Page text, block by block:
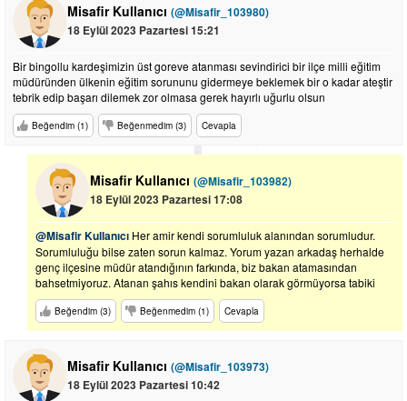
Misafir Kullanıcı (@Misafir_103980)
18 Eylül 2023 Pazartesi 15:21
Bir bingollu kardeşimizin üst goreve atanması sevindirici bir ilçe milli eğitim
müdüründen ülkenin eğitim sorununu gidermeye beklemek bir o kadar ateştir
tebrik edip başarı dilemek zor olmasa gerek hayırlı uğurlu olsun
Beğendim (1) Beğenmedim (3) Cevapla
Misafir Kullanıcı (@Misafir_103982)
18 Eylül 2023 Pazartesi 17:08
@Misafir Kullanıcı Her amir kendi sorumluluk alanından sorumludur.
Sorumluluğu bilse zaten sorun kalmaz. Yorum yazan arkadaş herhalde
genç ilçesine müdür atandığının farkında, biz bakan atamasından
bahsetmiyoruz. Atanan şahıs kendini bakan olarak görmüyorsa tabiki
Beğendim (3) Beğenmedim (1) Cevapla
Misafir Kullanıcı (@Misafir_103973)
18 Eylül 2023 Pazartesi 10:42